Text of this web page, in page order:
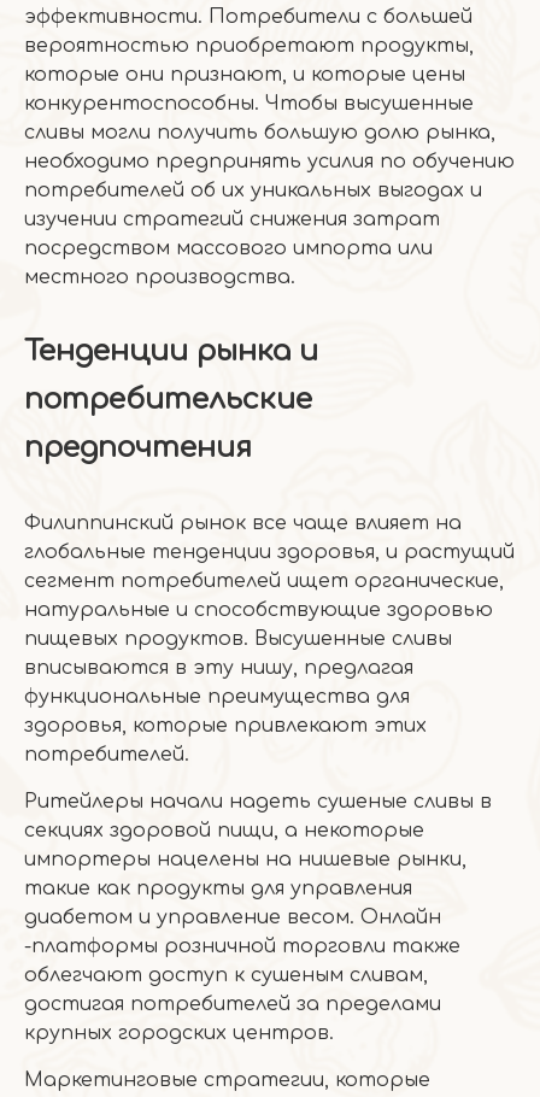
эффективности. Потребители с большей
вероятностью приобретают продукты,
которые они признают, и которые цены
конкурентоспособны. Чтобы высушенные
сливы могли получить большую долю рынка,
необходимо предпринять усилия по обучению
потребителей об их уникальных выгодах и
изучении стратегий снижения затрат
посредством массового импорта или
местного производства.
Тенденции рынка и
потребительские
предпочтения
Филиппинский рынок все чаще влияет на
глобальные тенденции здоровья, и растущий
сегмент потребителей ищет органические,
натуральные и способствующие здоровью
пищевых продуктов. Высушенные сливы
вписываются в эту нишу, предлагая
функциональные преимущества для
здоровья, которые привлекают этих
потребителей.
Ритейлеры начали надеть сушеные сливы в
секциях здоровой пищи, а некоторые
импортеры нацелены на нишевые рынки,
такие как продукты для управления
диабетом и управление весом. Онлайн
-платформы розничной торговли также
облегчают доступ к сушеным сливам,
достигая потребителей за пределами
крупных городских центров.
Маркетинговые стратегии, которые